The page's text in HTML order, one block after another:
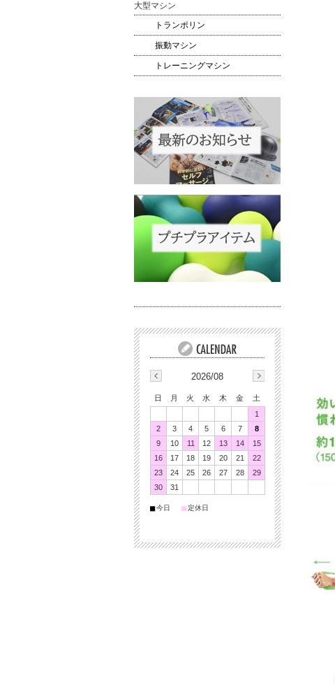
大型マシン
トランポリン
振動マシン
トレーニングマシン
2026/08
日 月 火 水 木 金
土
1
2
3 4 5 6 7
8
9
10 11 12 13 14
15
16
17 18 19 20 21
22
23
24 25 26 27 28
29
30
31
■今日 ■定休日